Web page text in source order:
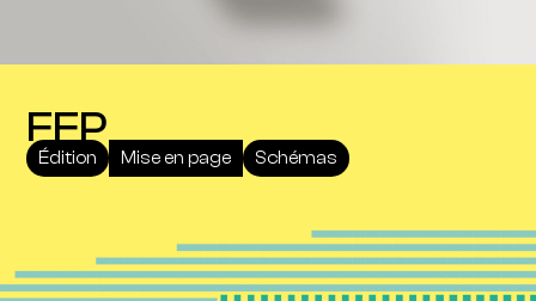
FFP
Édition Mise en page Schémas